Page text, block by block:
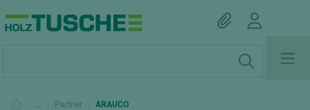
... Partner ARAUCO